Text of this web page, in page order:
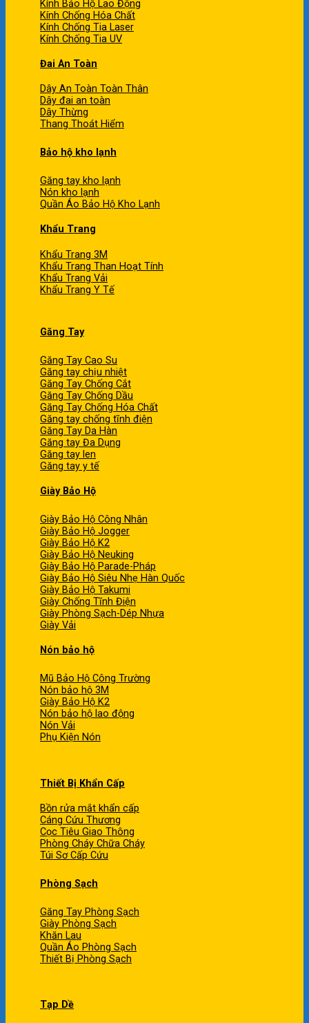
Kính Bảo Hộ Lao Động
Kính Chống Hóa Chất
Kính Chống Tia Laser
Kính Chống Tia UV
Đai An Toàn
Dây An Toàn Toàn Thân
Dây đai an toàn
Dây Thừng
Thang Thoát Hiểm
Bảo hộ kho lạnh
Găng tay kho lạnh
Nón kho lạnh
Quần Áo Bảo Hộ Kho Lạnh
Khẩu Trang
Khẩu Trang 3M
Khẩu Trang Than Hoạt Tính
Khẩu Trang Vải
Khẩu Trang Y Tế
Găng Tay
Găng Tay Cao Su
Găng tay chịu nhiệt
Găng Tay Chống Cắt
Găng Tay Chống Dầu
Găng Tay Chống Hóa Chất
Găng tay chống tĩnh điện
Găng Tay Da Hàn
Găng tay Đa Dụng
Găng tay len
Găng tay y tế
Giày Bảo Hộ
Giày Bảo Hộ Công Nhân
Giày Bảo Hộ Jogger
Giày Bảo Hộ K2
Giày Bảo Hộ Neuking
Giày Bảo Hộ Parade-Pháp
Giày Bảo Hộ Siêu Nhẹ Hàn Quốc
Giày Bảo Hộ Takumi
Giày Chống Tĩnh Điện
Giày Phòng Sạch-Dép Nhựa
Giày Vải
Nón bảo hộ
Mũ Bảo Hộ Công Trường
Nón bảo hộ 3M
Giày Bảo Hộ K2
Nón bảo hộ lao động
Nón Vải
Phụ Kiện Nón
Thiết Bị Khẩn Cấp
Bồn rửa mắt khẩn cấp
Cáng Cứu Thương
Cọc Tiêu Giao Thông
Phòng Cháy Chữa Cháy
Túi Sơ Cấp Cứu
Phòng Sạch
Găng Tay Phòng Sạch
Giày Phòng Sạch
Khăn Lau
Quần Áo Phòng Sạch
Thiết Bị Phòng Sạch
Tạp Dề